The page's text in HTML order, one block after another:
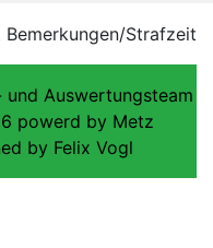
Strafzeit
Auswertungsteam
powerd by Metz
by Felix Vogl